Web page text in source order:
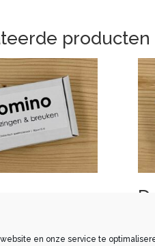
en onze service te
producten
€